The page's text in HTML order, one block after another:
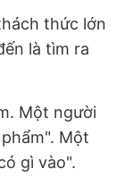
thức lớn
là tìm ra
Một người
Một
gì vào".